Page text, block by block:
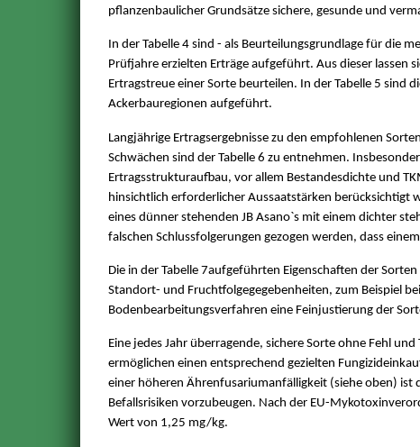
pflanzenbaulicher Grundsätze sichere, gesunde und
In der Tabelle 4 sind - als Beurteilungsgrundlage für die
Prüfjahre erzielten Erträge aufgeführt. Aus dieser lassen
Ertragstreue einer Sorte beurteilen. In der Tabelle 5 sind
Ackerbauregionen aufgeführt.
Langjährige Ertragsergebnisse zu den empfohlenen
Schwächen sind der Tabelle 6 zu entnehmen.
Ertragsstrukturaufbau, vor allem Bestandesdichte und
hinsichtlich erforderlicher Aussaatstärken berücksichtigt
eines dünner stehenden JB Asano`s mit einem dichter
falschen Schlussfolgerungen gezogen werden, dass
Die in der Tabelle 7aufgeführten Eigenschaften der
Standort- und Fruchtfolgegegebenheiten, zum Beispiel
Bodenbearbeitungsverfahren eine Feinjustierung der
Eine jedes Jahr überragende, sichere Sorte ohne Fehl
ermöglichen einen entsprechend gezielten
einer höheren Ährenfusariumanfälligkeit (siehe oben) ist
Befallsrisiken vorzubeugen. Nach der EU-
Wert von 1,25 mg/kg.